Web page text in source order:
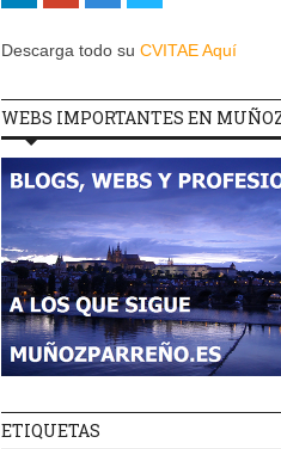
Descarga todo su CVITAE Aquí
WEBS IMPORTANTES EN
ETIQUETAS